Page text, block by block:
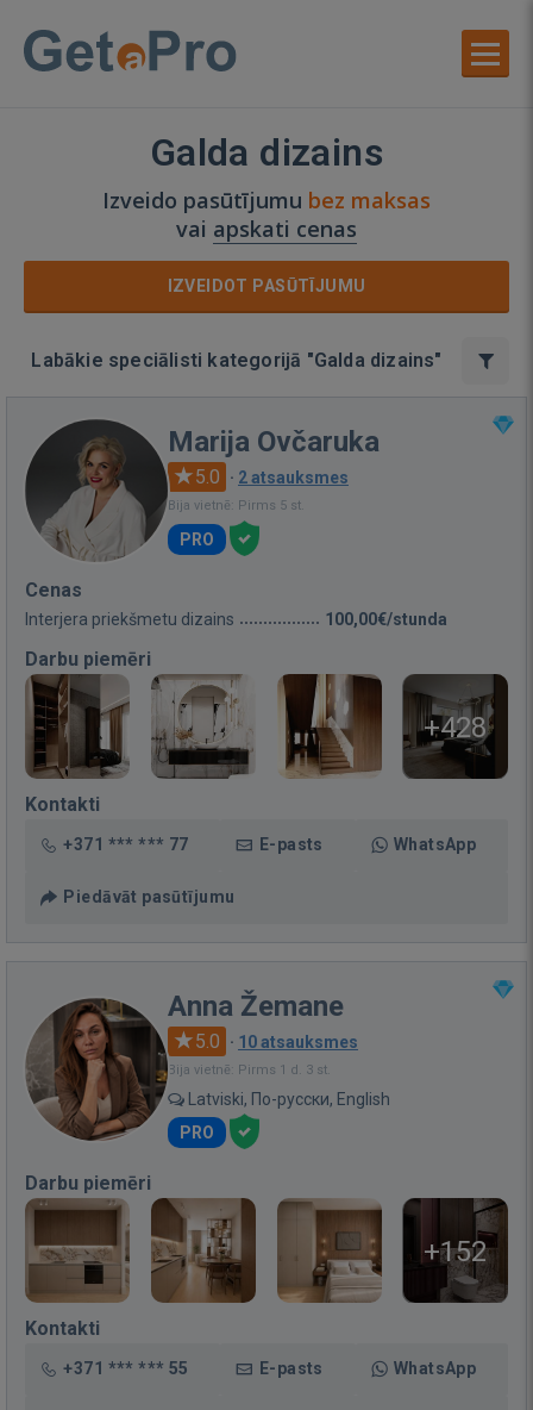
Galda dizains
Izveido pasūtījumu bez maksas
vai apskati cenas
IZVEIDOT PASŪTĪJUMU
Labākie speciālisti kategorijā "Galda dizains"
Marija Ovčaruka
5.0 · 2 atsauksmes
Bija vietnē: Pirms 5 st.
PRO
Cenas
Interjera priekšmetu dizains 100,00€/stunda
Darbu piemēri
+428
Kontakti
+371 *** *** 77 E-pasts WhatsApp
Piedāvāt pasūtījumu
Anna Žemane
5.0 · 10 atsauksmes
Bija vietnē: Pirms 1 d. 3 st.
Latviski, По-русски, English
PRO
Darbu piemēri
+152
Kontakti
+371 *** *** 55 E-pasts WhatsApp